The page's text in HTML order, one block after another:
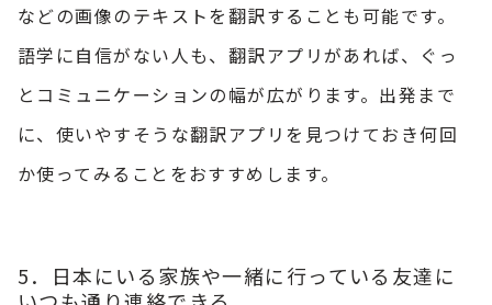
などの画像のテキストを翻訳することも可能です。
語学に自信がない人も、翻訳アプリがあれば、ぐっ
とコミュニケーションの幅が広がります。出発まで
に、使いやすそうな翻訳アプリを見つけておき何回
か使ってみることをおすすめします。
5．日本にいる家族や一緒に行っている友達に